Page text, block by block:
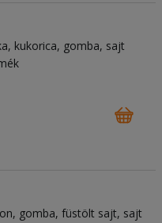
kukorica gomba sajt
gomba füstölt sajt sajt